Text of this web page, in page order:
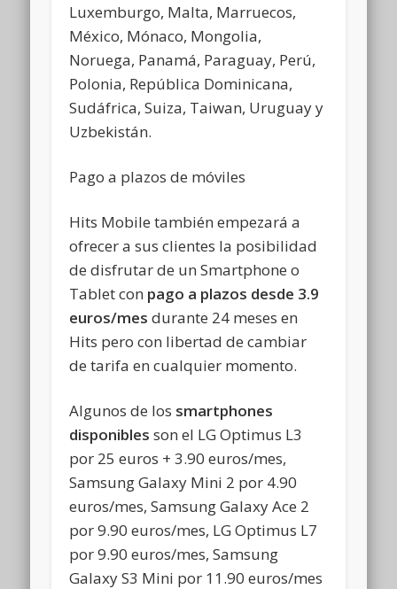
Luxemburgo, Malta, Marruecos,
México, Mónaco, Mongolia,
Noruega, Panamá, Paraguay, Perú,
Polonia, República Dominicana,
Sudáfrica, Suiza, Taiwan, Uruguay y
Uzbekistán.
Pago a plazos de móviles
Hits Mobile también empezará a
ofrecer a sus clientes la posibilidad
de disfrutar de un Smartphone o
Tablet con pago a plazos desde 3.9
euros/mes durante 24 meses en
Hits pero con libertad de cambiar
de tarifa en cualquier momento.
Algunos de los smartphones
disponibles son el LG Optimus L3
por 25 euros + 3.90 euros/mes,
Samsung Galaxy Mini 2 por 4.90
euros/mes, Samsung Galaxy Ace 2
por 9.90 euros/mes, LG Optimus L7
por 9.90 euros/mes, Samsung
Galaxy S3 Mini por 11.90 euros/mes